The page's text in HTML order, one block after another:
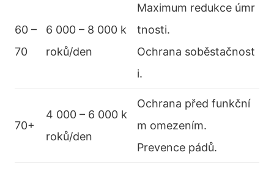
60 –
70
6 000 – 8 000 k
roků/den
Maximum redukce úmr
tnosti.
Ochrana soběstačnost
i.
70+
4 000 – 6 000 k
roků/den
Ochrana před funkční
m omezením.
Prevence pádů.